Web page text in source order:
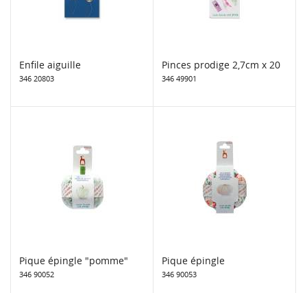
Enfile aiguille
346 20803
Pinces prodige 2,7cm x 20
346 49901
Pique épingle "pomme"
346 90052
Pique épingle
346 90053